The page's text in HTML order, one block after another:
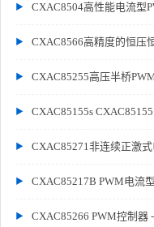
CXAC8504高性能电流型
CXAC8566高精度的恒压
CXAC85255高压半桥
CXAC85155s
CXAC85271非连续正激
CXAC85217B PWM电流
CXAC85266 PWM控制器